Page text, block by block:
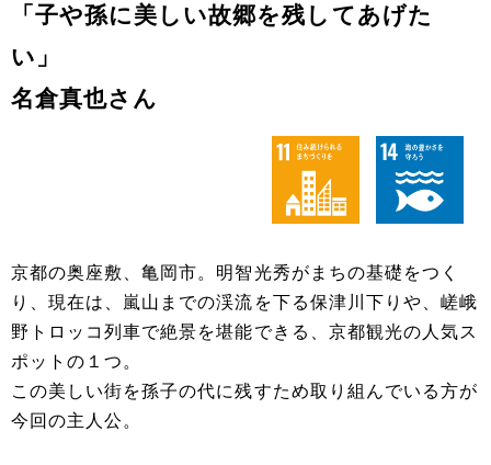
「子や孫に美しい故郷を残してあげた
い」
名倉真也さん
京都の奥座敷、亀岡市。明智光秀がまちの基礎をつく
り、現在は、嵐山までの渓流を下る保津川下りや、嵯峨
野トロッコ列車で絶景を堪能できる、京都観光の人気ス
ポットの１つ。
この美しい街を孫子の代に残すため取り組んでいる方が
今回の主人公。